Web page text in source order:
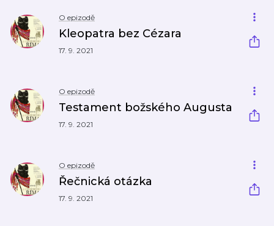
O epizodě
Kleopatra bez Cézara
17. 9. 2021
O epizodě
Testament božského Augusta
17. 9. 2021
O epizodě
Řečnická otázka
17. 9. 2021